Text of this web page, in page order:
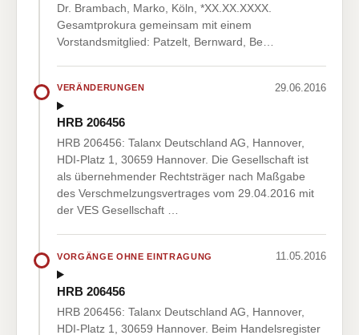
Dr. Brambach, Marko, Köln, *XX.XX.XXXX.
Gesamtprokura gemeinsam mit einem
Vorstandsmitglied: Patzelt, Bernward, Be…
VERÄNDERUNGEN 29.06.2016
HRB 206456
HRB 206456: Talanx Deutschland AG, Hannover,
HDI-Platz 1, 30659 Hannover. Die Gesellschaft ist
als übernehmender Rechtsträger nach Maßgabe
des Verschmelzungsvertrages vom 29.04.2016 mit
der VES Gesellschaft …
VORGÄNGE OHNE EINTRAGUNG 11.05.2016
HRB 206456
HRB 206456: Talanx Deutschland AG, Hannover,
HDI-Platz 1, 30659 Hannover. Beim Handelsregister